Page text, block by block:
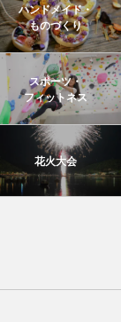
ハンドメイド・
ものづくり
スポーツ・
フィットネス
花火大会